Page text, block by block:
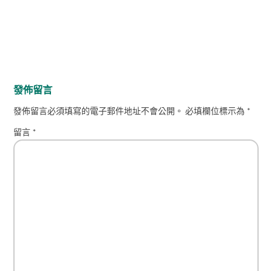
發佈留言
發佈留言必須填寫的電子郵件地址不會公開。 必填欄位標示為 *
留言 *